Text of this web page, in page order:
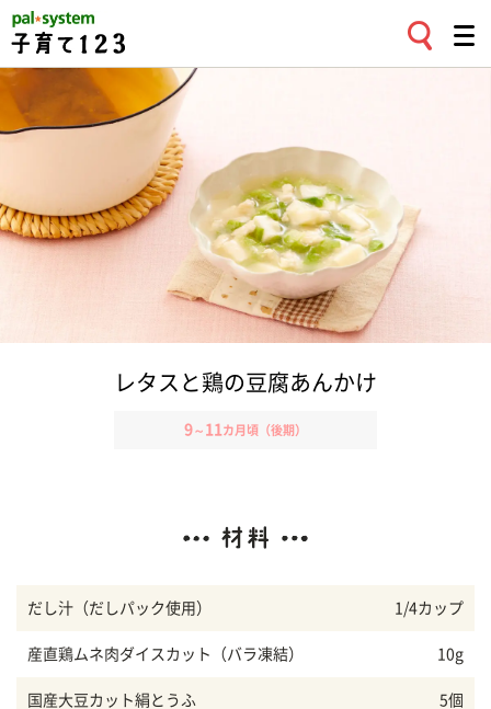
レタスと鶏の豆腐あんかけ
9～ 11 カ月頃（後期）
だし汁（だしパック使用） 1/4カップ
産直鶏ムネ肉ダイスカット（バラ凍結） 10g
国産大豆カット絹とうふ 5個